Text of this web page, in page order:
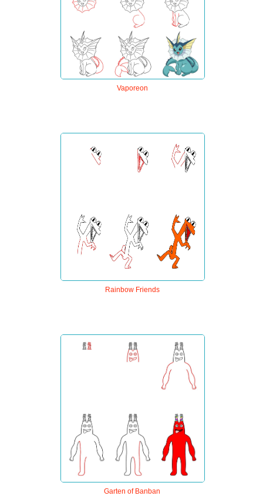
Vaporeon
Rainbow Friends
Garten of Banban